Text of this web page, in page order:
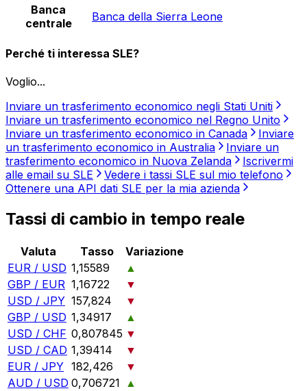
Banca
centrale
Banca della Sierra Leone
Perché ti interessa SLE?
Voglio...
Inviare un trasferimento economico negli Stati Uniti
Inviare un trasferimento economico nel Regno Unito
Inviare un trasferimento economico in Canada
Inviare
un trasferimento economico in Australia
Inviare un
trasferimento economico in Nuova Zelanda
Iscrivermi
alle email su SLE
Vedere i tassi SLE sul mio telefono
Ottenere una API dati SLE per la mia azienda
Tassi di cambio in tempo reale
Valuta Tasso
Variazione
EUR / USD 1,15589
▲
GBP / EUR 1,16722
▼
USD / JPY 157,824
▼
GBP / USD 1,34917
▲
USD / CHF 0,807845 ▼
USD / CAD 1,39414
▼
EUR / JPY 182,426
▼
AUD / USD 0,706721 ▲